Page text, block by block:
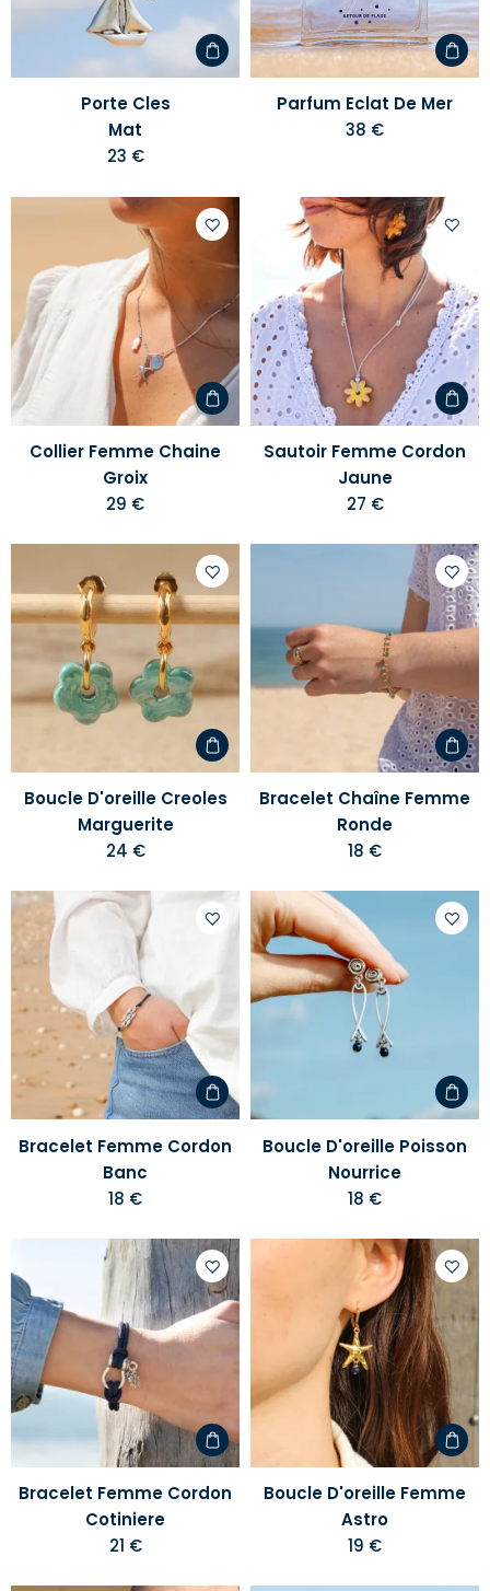
d'envies
Porte Cles
Mat
23 €
Parfum Eclat De Mer
38 €
votre
liste
d'envies
Collier Femme Chaine
Groix
29 €
à
votre
liste
Sautoir Femme Cordon
Jaune
27 €
Ajouter
à
votre
liste
d'envies
Boucle D'oreille Creoles
Marguerite
24 €
à
votre
Bracelet Chaîne Femme
Ronde
18 €
Ajouter
votre
liste
d'envies
Bracelet Femme Cordon
Banc
18 €
Boucle D'oreille Poisson
Nourrice
18 €
Ajouter
à
d'envies
Bracelet Femme Cordon
Cotiniere
21 €
à
votre
liste
Boucle D'oreille Femme
Astro
19 €